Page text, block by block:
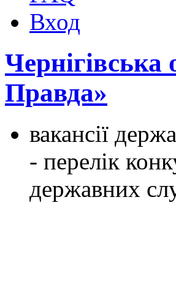
Вход
Чернігівська
Правда»
вакансії
- перелік
державних